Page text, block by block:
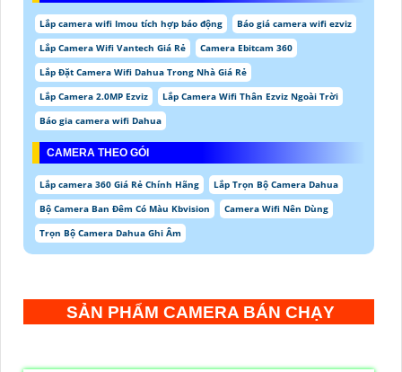
Lắp camera wifi Imou tích hợp báo động
Báo giá camera wifi ezviz
Lắp Camera Wifi Vantech Giá Rẻ
Camera Ebitcam 360
Lắp Đặt Camera Wifi Dahua Trong Nhà Giá Rẻ
Lắp Camera 2.0MP Ezviz
Lắp Camera Wifi Thân Ezviz Ngoài Trời
Báo gia camera wifi Dahua
CAMERA THEO GÓI
Lắp camera 360 Giá Rẻ Chính Hãng
Lắp Trọn Bộ Camera Dahua
Bộ Camera Ban Đêm Có Màu Kbvision
Camera Wifi Nên Dùng
Trọn Bộ Camera Dahua Ghi Âm
SẢN PHẨM CAMERA BÁN CHẠY